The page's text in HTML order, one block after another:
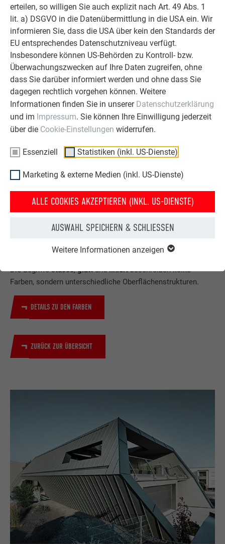
erteilen, so willigen Sie auch explizit nach Art. 49 Abs. 1
lit. a) DSGVO in die Datenübermittlung in die USA ein. Wir
informieren Sie, dass die USA über kein den Standards der
EU entsprechendes Datenschutzniveau verfügt.
Insbesondere können US-Behörden zu Kontroll- bzw.
Überwachungszwecken auf Ihre Daten zugreifen, ohne
dass Sie darüber informiert werden und ohne dass Sie
dagegen rechtlich vorgehen können. Weitere
Informationen finden Sie in unserer Datenschutzerklärung
und im Impressum. Sie können Ihre Einwilligung jederzeit
über die Cookie-Einstellungen widerrufen.
Essenziell Statistiken (inkl. US-Dienste)
Marketing & externe Medien (inkl. US-Dienste)
ALLE COOKIES AKZEPTIEREN (INKL. US-DIENSTE)
AUSWAHL SPEICHERN & SCHLIESSEN
Weitere Informationen anzeigen
Wandschindel
Wandraute 20 × 20
Wandraute 29 × 29
Wandraute 44 × 44
Raute klein
PREFABOND Aluminium
Verbundplatte
HANDELT ES SICH BEI STUCCO, GLATT UND
LINIERT UM FARBEN?
Die Begriffestucco,glattundliniertbeschreiben keine
Farben, sondern unterschiedliche Oberflächenstrukturen.
DETAILS ZU DEN FARBEN
ZURÜCK ZUR ÜBERSICHT